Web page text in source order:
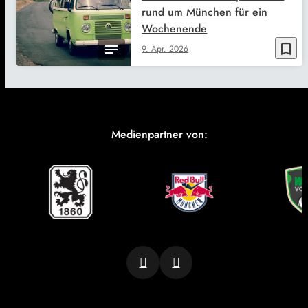
bookmark_border
9. Apr. 2026
rund um München für ein
Wochenende
Medienpartner von: